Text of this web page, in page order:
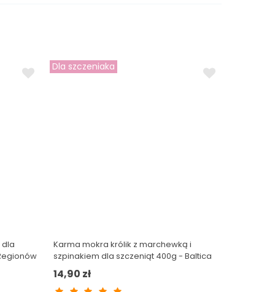
dla
Dla szczeniaka
Karma mokra królik z marchewką i
szpinakiem dla szczeniąt 400g - Baltica
Smaki Regionów
14,90 zł